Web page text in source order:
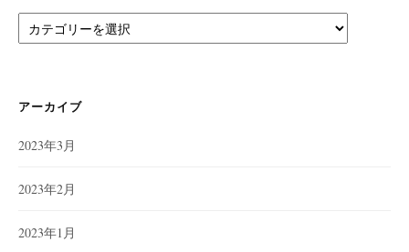
テ
ー
アーカイブ
2023年3月
2023年2月
2023年1月